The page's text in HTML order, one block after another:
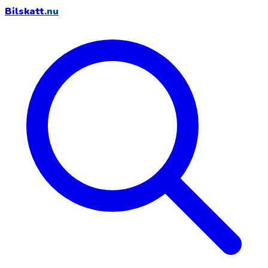
Bilskatt.nu